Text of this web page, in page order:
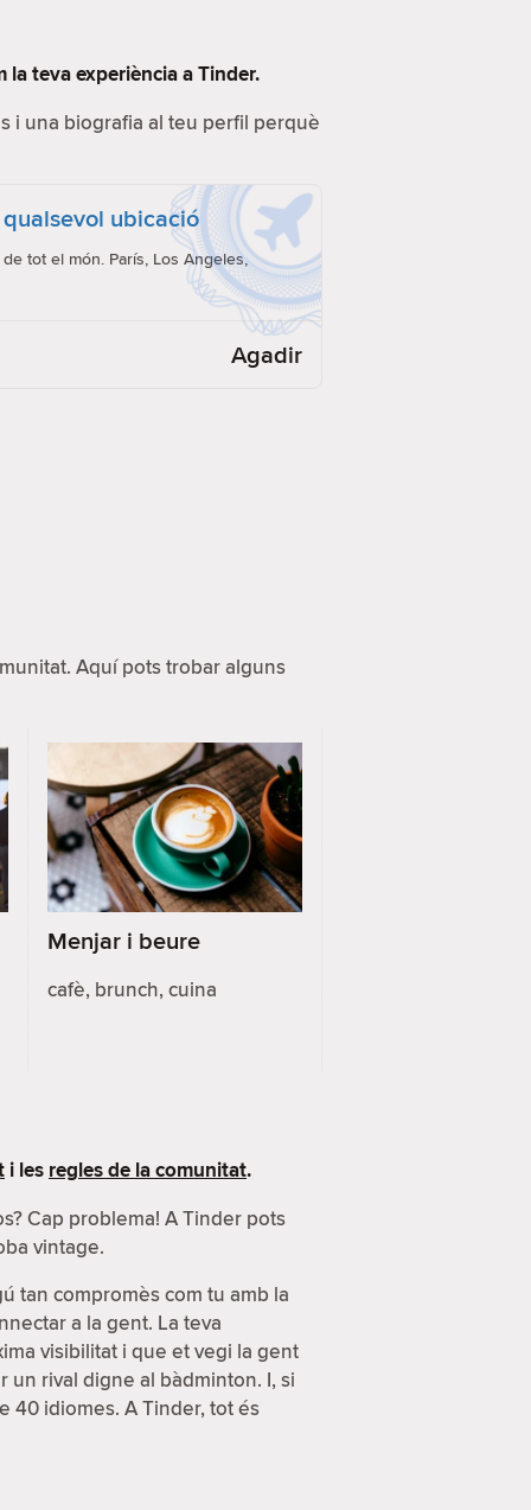
teva experiència a Tinder.
i una biografia al teu perfil perquè
ubicació
tot el món. París, Los Angeles,
Agadir
Aquí pots trobar alguns
Menjar i beure
cafè, brunch, cuina
i les regles de la comunitat.
Cap problema! A Tinder pots
vintage.
tan compromès com tu amb la
a la gent. La teva
visibilitat i que et vegi la gent
rival digne al bàdminton. I, si
40 idiomes. A Tinder, tot és